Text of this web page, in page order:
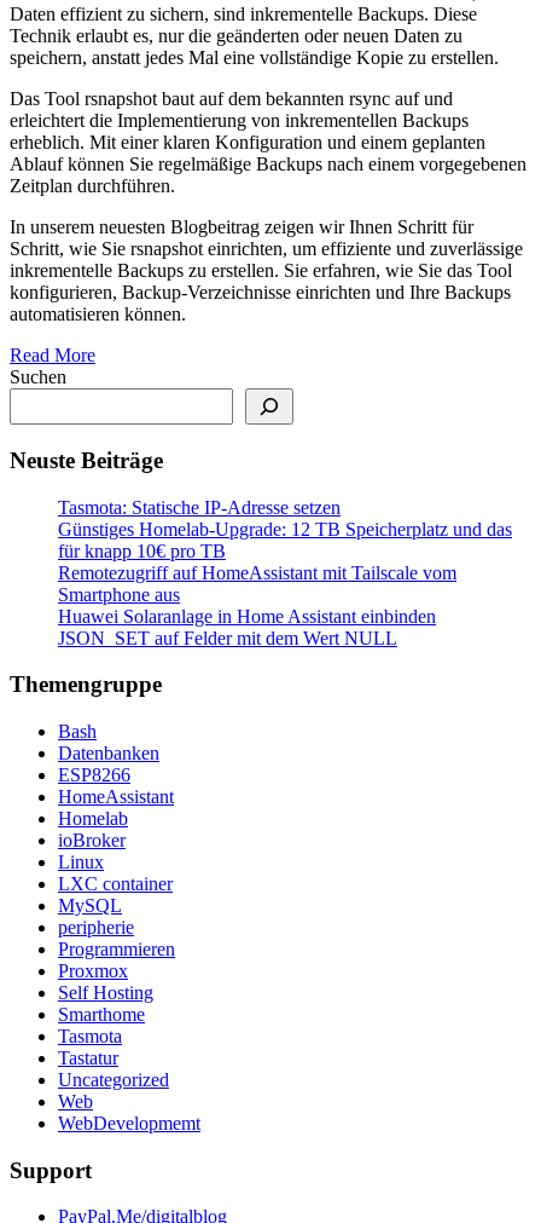
Daten effizient zu sichern, sind inkrementelle Backups. Diese
Technik erlaubt es, nur die geänderten oder neuen Daten zu
speichern, anstatt jedes Mal eine vollständige Kopie zu erstellen.
Das Tool rsnapshot baut auf dem bekannten rsync auf und
erleichtert die Implementierung von inkrementellen Backups
erheblich. Mit einer klaren Konfiguration und einem geplanten
Ablauf können Sie regelmäßige Backups nach einem vorgegebenen
Zeitplan durchführen.
In unserem neuesten Blogbeitrag zeigen wir Ihnen Schritt für
Schritt, wie Sie rsnapshot einrichten, um effiziente und zuverlässige
inkrementelle Backups zu erstellen. Sie erfahren, wie Sie das Tool
konfigurieren, Backup-Verzeichnisse einrichten und Ihre Backups
automatisieren können.
Read More
Suchen
Neuste Beiträge
Tasmota: Statische IP-Adresse setzen
Günstiges Homelab-Upgrade: 12 TB Speicherplatz und das
für knapp 10€ pro TB
Remotezugriff auf HomeAssistant mit Tailscale vom
Smartphone aus
Huawei Solaranlage in Home Assistant einbinden
JSON_SET auf Felder mit dem Wert NULL
Themengruppe
Bash
Datenbanken
ESP8266
HomeAssistant
Homelab
ioBroker
Linux
LXC container
MySQL
peripherie
Programmieren
Proxmox
Self Hosting
Smarthome
Tasmota
Tastatur
Uncategorized
Web
WebDevelopmemt
Support
PayPal.Me/digitalblog